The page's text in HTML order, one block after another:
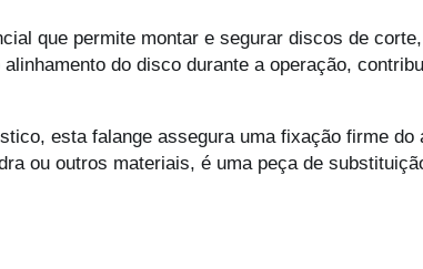
que permite montar e segurar discos de
do disco durante a operação,
esta falange assegura uma fixação firme do
ou outros materiais, é uma peça de